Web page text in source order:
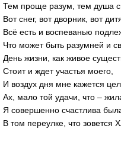
Тем проще разум, тем душа
Вот снег, вот дворник, вот
Всё есть и воспеванью
Что может быть разумней и
День жизни, как живое
Стоит и ждет участья моего,
И воздух дня мне кажется
Ах, мало той удачи, что –
Я совершенно счастлива
В том переулке, что зовется